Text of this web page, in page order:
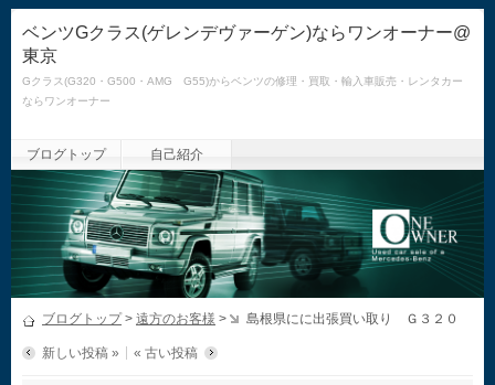
ベンツGクラス(ゲレンデヴァーゲン)ならワンオーナー@
東京
Gクラス(G320・G500・AMG G55)からベンツの修理・買取・輸入車販売・レンタカー
ならワンオーナー
ブログトップ 自己紹介
ブログトップ> 遠方のお客様 > 島根県にに出張買い取り Ｇ３２０
新しい投稿 » « 古い投稿